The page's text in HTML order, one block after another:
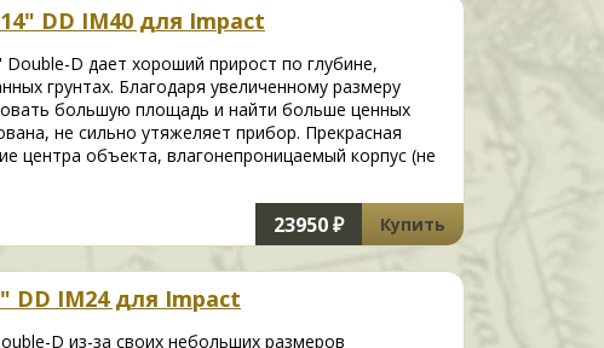
DD IM40 для Impact
D дает хороший прирост по глубине,
грунтах. Благодаря увеличенному размеру
большую площадь и найти больше ценных
не сильно утяжеляет прибор. Прекрасная
центра объекта, влагонепроницаемый корпус (не
23950 ₽ Купить
DD IM24 для Impact
D из-за своих небольших размеров